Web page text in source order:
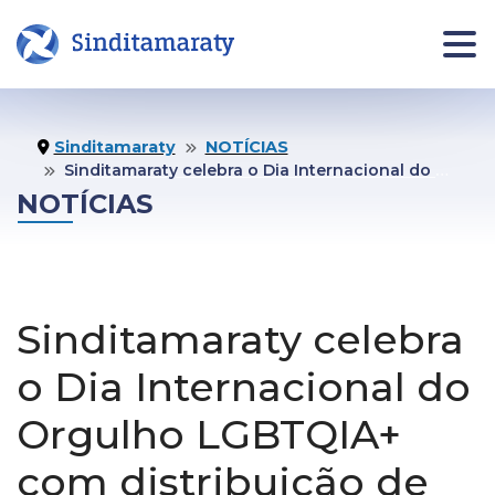
INÍCIO
O
SINDICATO
Institucional
NOTÍCIAS
COMUNICAÇÃO
Notas Oficiais
Publicações
Fale
Jurídico
Agende
NOTÍCIAS
Sinditamaraty
NOTÍCIAS
Sinditamaraty celebra o Dia Internacional do Orgulho LGBTQIA+ com distribuição de pins no MRE
Sinditamaraty celebra
o Dia Internacional do
Orgulho LGBTQIA+
com distribuição de